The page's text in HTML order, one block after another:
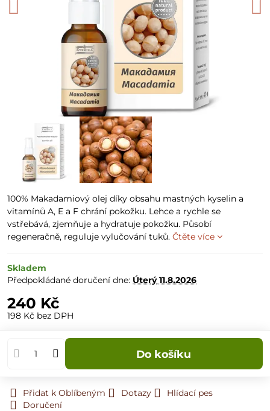
100% Makadamiový olej díky obsahu mastných kyselin a
vitamínů A, E a F chrání pokožku. Lehce a rychle se
vstřebává, zjemňuje a hydratuje pokožku. Působí
regeneračně, reguluje vylučování tuků. Čtěte více
Skladem
Předpokládané doručení dne: Úterý11.8.2026
240 Kč
198 Kč bez DPH
Do košíku
Přidat k Oblíbeným Dotazy
Hlídací pes
Doručení